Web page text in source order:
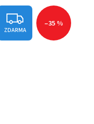
ZDARMA
–35 %